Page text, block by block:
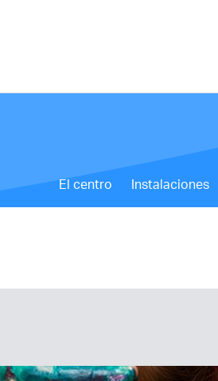
El centro Instalaciones